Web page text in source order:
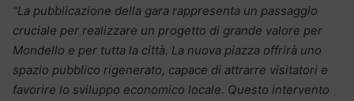
“La pubblicazione della gara rappresenta un passaggio
cruciale per realizzare un progetto di grande valore per
Mondello e per tutta la città. La nuova piazza offrirà uno
spazio pubblico rigenerato, capace di attrarre visitatori e
favorire lo sviluppo economico locale. Questo intervento